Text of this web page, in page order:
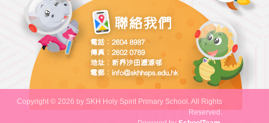
Copyright © 2026 by SKH Holy Spirit Primary School. All Rights
Reserved.